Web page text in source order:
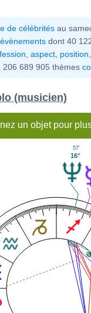
de célébritésau
évènements dont 40
aspect position
206 689 905 thèmes
(musicien)
un objet pour
16°
57'